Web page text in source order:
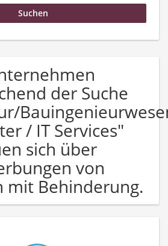
der Suche
/ IT Services"
sich über
von
mit Behinderung.